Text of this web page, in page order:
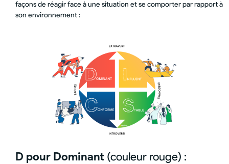
façons de réagir face à une situation et se comporter par rapport à
son environnement :
D pour Dominant (couleur rouge) :